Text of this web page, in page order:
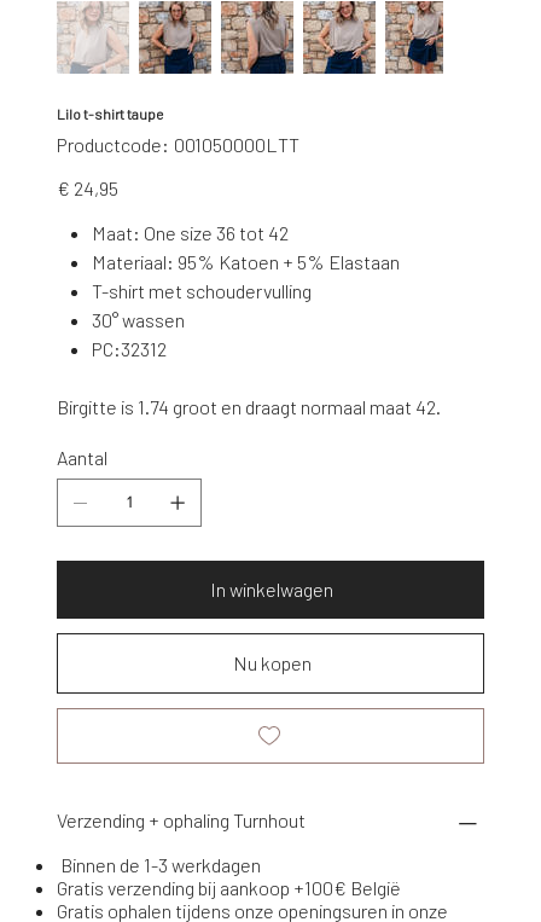
Lilo t-shirt taupe
Productcode:
Productcode
001050000LTT
001050000LTT
Prijs
€ 24,95
Maat: One size 36 tot 42
Materiaal: 95% Katoen + 5% Elastaan
T-shirt met schoudervulling
30° wassen
PC:32312
Birgitte is 1.74 groot en draagt normaal maat 42.
Aantal
In winkelwagen
Nu kopen
Verzending + ophaling Turnhout
Binnen de 1-3 werkdagen
Gratis verzending bij aankoop +100€ België
Gratis ophalen tijdens onze openingsuren in onze